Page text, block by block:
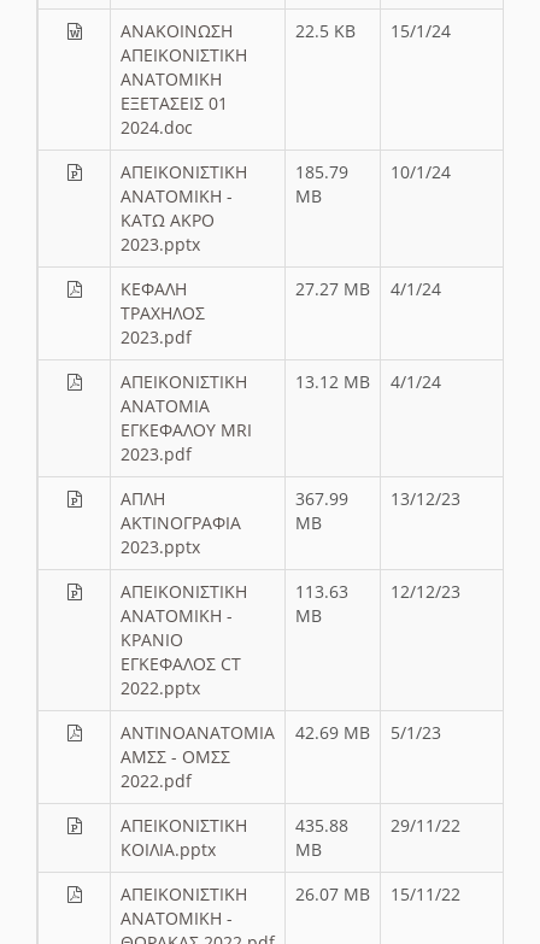
ΑΝΑΚΟΙΝΩΣΗ
ΑΠΕΙΚΟΝΙΣΤΙΚΗ
ΑΝΑΤΟΜΙΚΗ
ΕΞΕΤΑΣΕΙΣ 01
2024.doc
22.5 KB 15/1/24
ΑΠΕΙΚΟΝΙΣΤΙΚΗ
ΑΝΑΤΟΜΙΚΗ -
ΚΑΤΩ ΑΚΡΟ
2023.pptx
185.79
MB
10/1/24
ΚΕΦΑΛΗ
ΤΡΑΧΗΛΟΣ
2023.pdf
27.27 MB 4/1/24
ΑΠΕΙΚΟΝΙΣΤΙΚΗ
ΑΝΑΤΟΜΙΑ
ΕΓΚΕΦΑΛΟΥ MRI
2023.pdf
13.12 MB 4/1/24
ΑΠΛΗ
ΑΚΤΙΝΟΓΡΑΦΙΑ
2023.pptx
367.99
MB
13/12/23
ΑΠΕΙΚΟΝΙΣΤΙΚΗ
ΑΝΑΤΟΜΙΚΗ -
ΚΡΑΝΙΟ
ΕΓΚΕΦΑΛΟΣ CT
2022.pptx
113.63
MB
12/12/23
ΑΝΤΙΝΟΑΝΑΤΟΜΙΑ
ΑΜΣΣ - ΟΜΣΣ
2022.pdf
42.69 MB 5/1/23
ΑΠΕΙΚΟΝΙΣΤΙΚΗ
ΚΟΙΛΙΑ.pptx
435.88
MB
29/11/22
ΑΠΕΙΚΟΝΙΣΤΙΚΗ
ΑΝΑΤΟΜΙΚΗ -
26.07 MB 15/11/22